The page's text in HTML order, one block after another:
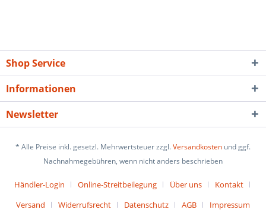
Shop Service
Informationen
Newsletter
* Alle Preise inkl. gesetzl. Mehrwertsteuer zzgl.Versandkosten und ggf.
Nachnahmegebühren, wenn nicht anders beschrieben
Händler-Login Online-Streitbeilegung Über uns
Kontakt
Versand
Widerrufsrecht Datenschutz AGB Impressum